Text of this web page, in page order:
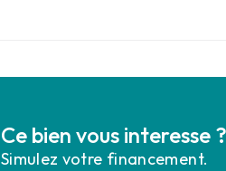
Ce bien vous interesse ?
Simulez votre financement.